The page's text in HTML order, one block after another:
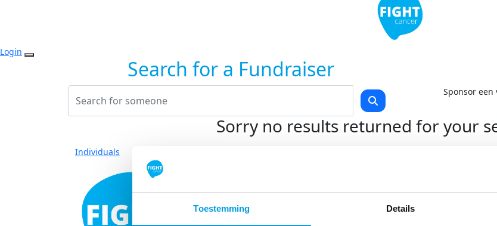
Toestemming Details
Login
Search for a Fundraiser
Sponsor
Sorry no results returned for your
Individuals
Start je eigen actie